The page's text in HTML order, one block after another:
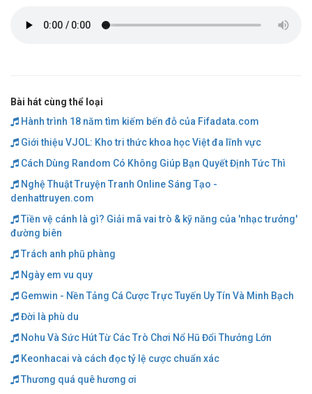
Bài hát cùng thể loại
Hành trình 18 năm tìm kiếm bến đỗ của Fifadata.com
Giới thiệu VJOL: Kho tri thức khoa học Việt đa lĩnh vực
Cách Dùng Random Có Không Giúp Bạn Quyết Định Tức Thì
Nghệ Thuật Truyện Tranh Online Sáng Tạo -
denhattruyen.com
Tiền vệ cánh là gì? Giải mã vai trò & kỹ năng của 'nhạc trưởng'
đường biên
Trách anh phũ phàng
Ngày em vu quy
Gemwin - Nền Tảng Cá Cược Trực Tuyến Uy Tín Và Minh Bạch
Đời là phù du
Nohu Và Sức Hút Từ Các Trò Chơi Nổ Hũ Đổi Thưởng Lớn
Keonhacai và cách đọc tỷ lệ cược chuẩn xác
Thương quá quê hương ơi